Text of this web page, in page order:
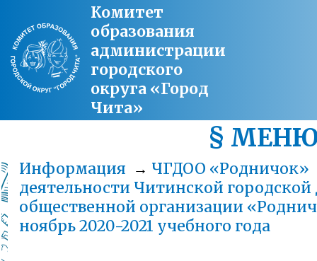
Комитет
образования
администрации
городского
округа «Город
Чита»
§
Информация → ЧГДОО «Родничок»
деятельности Читинской городской
общественной организации
ноябрь 2020-2021 учебного года